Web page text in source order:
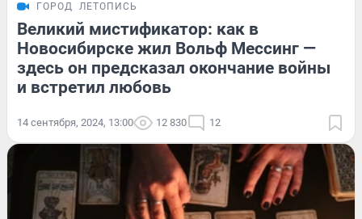
ГОРОД ЛЕТОПИСЬ
Великий мистификатор: как в
Новосибирске жил Вольф Мессинг —
здесь он предсказал окончание войны
и встретил любовь
14 сентября, 2024, 13:00 12 830 12